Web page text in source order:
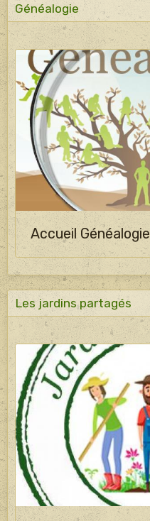
Généalogie
Accueil Généalogie
Les jardins partagés